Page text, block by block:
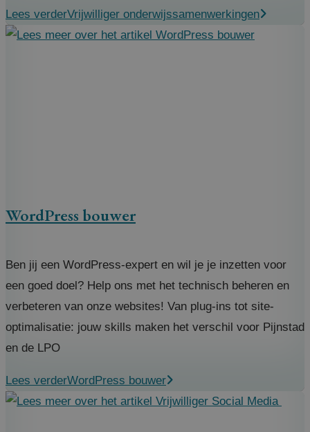
Lees verderVrijwilliger onderwijssamenwerkingen
WordPress bouwer
Ben jij een WordPress-expert en wil je je inzetten voor
een goed doel? Help ons met het technisch beheren en
verbeteren van onze websites! Van plug-ins tot site-
optimalisatie: jouw skills maken het verschil voor Pijnstad
en de LPO
Lees verderWordPress bouwer